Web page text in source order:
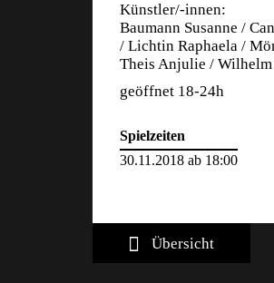
Künstler/-innen:
Baumann Susanne /
/ Lichtin Raphaela /
Theis Anjulie /
geöffnet 18-24h
Spielzeiten
30.11.2018 ab 18:00
Übersicht